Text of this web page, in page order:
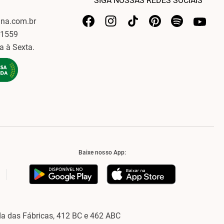
à Sexta.
Baixe nosso App:
das Fábricas, 412 BC e 462 ABC